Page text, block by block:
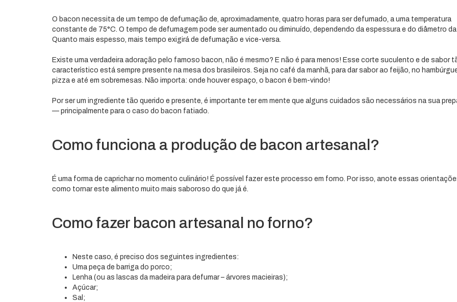
O bacon necessita de um tempo de defumação de, aproximadamente, quatro horas para ser defumado, a uma temperatura
constante de 75°C. O tempo de defumagem pode ser aumentado ou diminuído, dependendo da espessura e do diâmetro da
Quanto mais espesso, mais tempo exigirá de defumação e vice-versa.
Existe uma verdadeira adoração pelo famoso bacon, não é mesmo? E não é para menos! Esse corte suculento e de sabor
característico está sempre presente na mesa dos brasileiros. Seja no café da manhã, para dar sabor ao feijão, no
pizza e até em sobremesas. Não importa: onde houver espaço, o bacon é bem-vindo!
Por ser um ingrediente tão querido e presente, é importante ter em mente que alguns cuidados são necessários na sua
— principalmente para o caso do bacon fatiado.
Como funciona a produção de bacon artesanal?
É uma forma de caprichar no momento culinário! É possível fazer este processo em forno. Por isso, anote essas
como tornar este alimento muito mais saboroso do que já é.
Como fazer bacon artesanal no forno?
Neste caso, é preciso dos seguintes ingredientes:
Uma peça de barriga do porco;
Lenha (ou as lascas da madeira para defumar – árvores macieiras);
Açúcar;
Sal;